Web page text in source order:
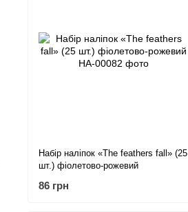
Набір наліпок «The feathers fall» (25
шт.) фіолетово-рожевий
86 грн